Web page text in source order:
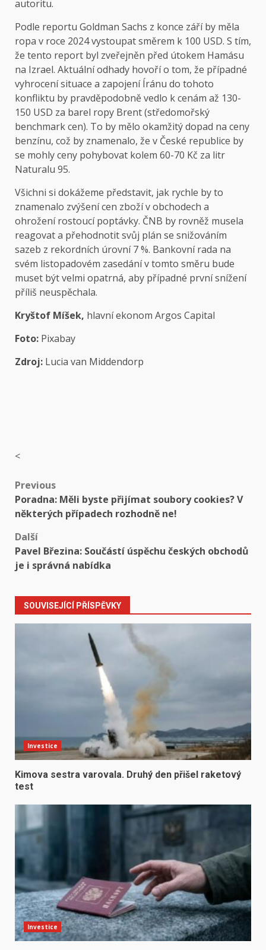
autoritu.
Podle reportu Goldman Sachs z konce září by měla
ropa v roce 2024 vystoupat směrem k 100 USD. S tím,
že tento report byl zveřejněn před útokem Hamásu
na Izrael. Aktuální odhady hovoří o tom, že případné
vyhrocení situace a zapojení Íránu do tohoto
konfliktu by pravděpodobně vedlo k cenám až 130-
150 USD za barel ropy Brent (středomořský
benchmark cen). To by mělo okamžitý dopad na ceny
benzínu, což by znamenalo, že v České republice by
se mohly ceny pohybovat kolem 60-70 Kč za litr
Naturalu 95.
Všichni si dokážeme představit, jak rychle by to
znamenalo zvýšení cen zboží v obchodech a
ohrožení rostoucí poptávky. ČNB by rovněž musela
reagovat a přehodnotit svůj plán se snižováním
sazeb z rekordních úrovní 7 %. Bankovní rada na
svém listopadovém zasedání v tomto směru bude
muset být velmi opatrná, aby případné první snížení
příliš neuspěchala.
Kryštof Míšek, hlavní ekonom Argos Capital
Foto: Pixabay
Zdroj: Lucia van Middendorp
<
Post
navigation
Previous
Poradna: Měli byste přijímat soubory cookies? V
některých případech rozhodně ne!
Další
Pavel Březina: Součástí úspěchu českých obchodů
je i správná nabídka
SOUVISEJÍCÍ PŘÍSPĚVKY
Investice
Kimova sestra varovala. Druhý den přišel raketový
test
Investice